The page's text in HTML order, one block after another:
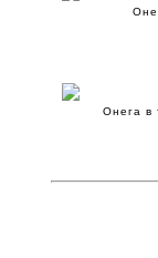
Онега в